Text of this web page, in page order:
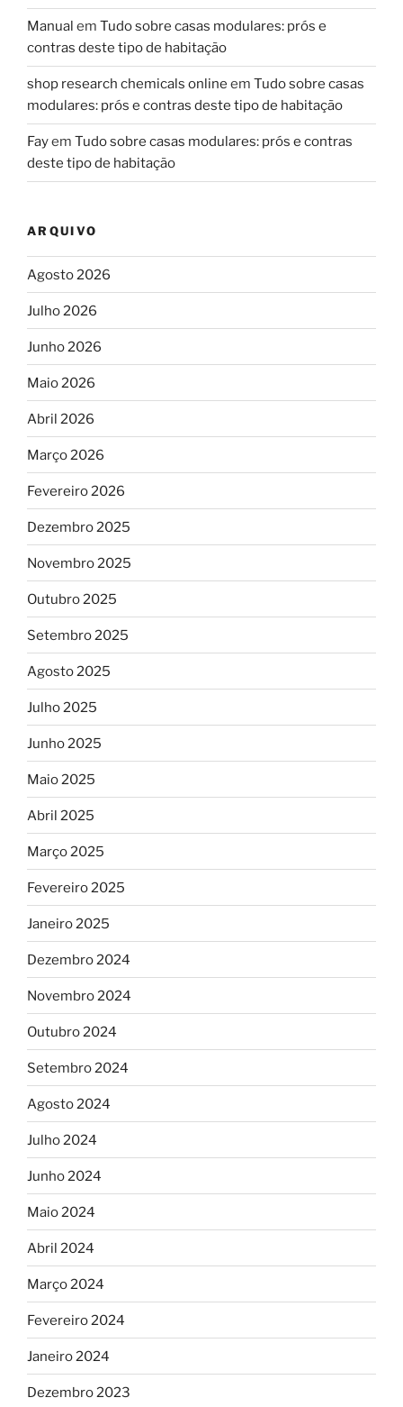
Manual em Tudo sobre casas modulares: prós e
contras deste tipo de habitação
shop research chemicals online em Tudo sobre casas
modulares: prós e contras deste tipo de habitação
Fayem Tudo sobre casas modulares: prós e contras
deste tipo de habitação
ARQUIVO
Agosto 2026
Julho 2026
Junho 2026
Maio 2026
Abril 2026
Março 2026
Fevereiro 2026
Dezembro 2025
Novembro 2025
Outubro 2025
Setembro 2025
Agosto 2025
Julho 2025
Junho 2025
Maio 2025
Abril 2025
Março 2025
Fevereiro 2025
Janeiro 2025
Dezembro 2024
Novembro 2024
Outubro 2024
Setembro 2024
Agosto 2024
Julho 2024
Junho 2024
Maio 2024
Abril 2024
Março 2024
Fevereiro 2024
Janeiro 2024
Dezembro 2023